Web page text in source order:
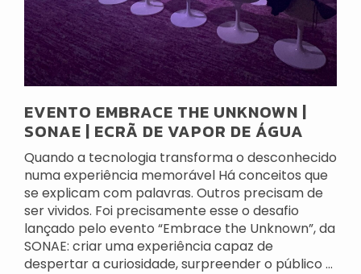
EVENTO EMBRACE THE UNKNOWN |
SONAE | ECRÃ DE VAPOR DE ÁGUA
Quando a tecnologia transforma o desconhecido
numa experiência memorável Há conceitos que
se explicam com palavras. Outros precisam de
ser vividos. Foi precisamente esse o desafio
lançado pelo evento “Embrace the Unknown”, da
SONAE: criar uma experiência capaz de
despertar a curiosidade, surpreender o público ...